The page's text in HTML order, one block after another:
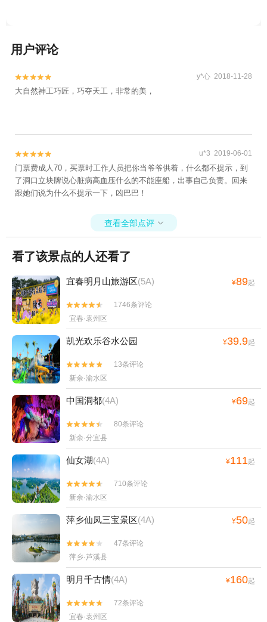
用户评论

 y*心 2018-11-28
大自然神工巧匠，巧夺天工，非常的美，

 u*3 2019-06-01
门票费成人70，买票时工作人员把你当爷爷供着，什么都不提示，到
了洞口立块牌说心脏病高血压什么的不能座船，出事自己负责。回来
跟她们说为什么不提示一下，凶巴巴！
查看全部点评 
看了该景点的人还看了
宜春明月山旅游区(5A) ¥89起


1746条评论
宜春·袁州区
凯光欢乐谷水公园 ¥39.9起


13条评论
新余·渝水区
中国洞都(4A) ¥69起


80条评论
新余·分宜县
仙女湖(4A) ¥111起


710条评论
新余·渝水区
萍乡仙凤三宝景区(4A) ¥50起


47条评论
萍乡·芦溪县
明月千古情(4A) ¥160起


72条评论
宜春·袁州区